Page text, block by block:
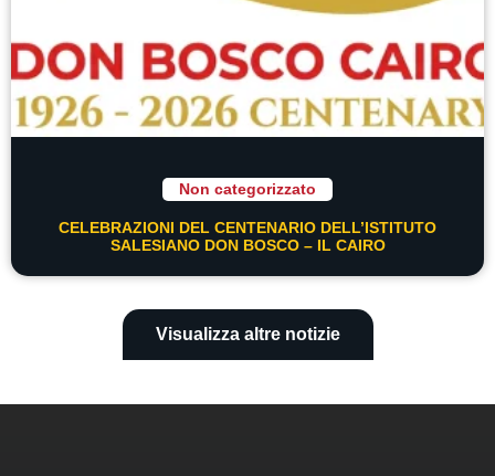
Non categorizzato
CELEBRAZIONI DEL CENTENARIO DELL’ISTITUTO
SALESIANO DON BOSCO – IL CAIRO
Visualizza altre notizie